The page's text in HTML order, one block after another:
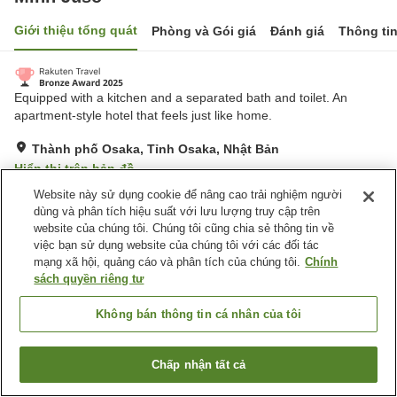
Giới thiệu tổng quát Phòng và Gói giá Đánh giá Thông
Equipped with a kitchen and a separated bath and toilet. An
apartment-style hotel that feels just like home.
Thành phố Osaka, Tỉnh Osaka, Nhật Bản
Hiển thị trên bản đồ
Rất tốt Đánh giá:256 lượt
Tiện nghi chỗ nghỉ
Cửa hàng tiện ích
Nhật Bản Tỉnh Osaka
Thành phố Osaka
Minn Juso
Tìm phòng trống
Website này sử dụng cookie để nâng cao trải nghiệm người
dùng và phân tích hiệu suất với lưu lượng truy cập trên
website của chúng tôi. Chúng tôi cũng chia sẻ thông tin về
việc bạn sử dụng website của chúng tôi với các đối tác
mạng xã hội, quảng cáo và phân tích của chúng tôi. Chính
sách quyền riêng tư
Không bán thông tin cá nhân của tôi
Chấp nhận tất cả